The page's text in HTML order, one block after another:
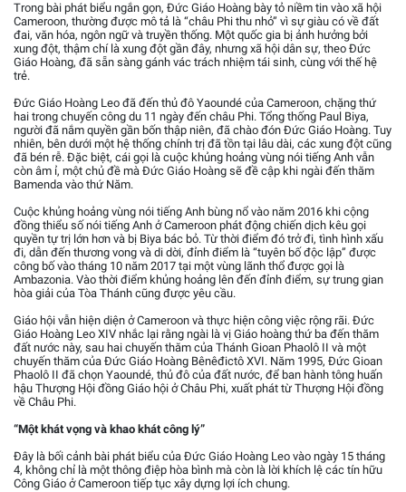
Trong bài phát biểu ngắn gọn, Đức Giáo Hoàng bày tỏ niềm tin vào xã hội
Cameroon, thường được mô tả là “châu Phi thu nhỏ” vì sự giàu có về đất
đai, văn hóa, ngôn ngữ và truyền thống. Một quốc gia bị ảnh hưởng bởi
xung đột, thậm chí là xung đột gần đây, nhưng xã hội dân sự, theo Đức
Giáo Hoàng, đã sẵn sàng gánh vác trách nhiệm tái sinh, cùng với thế hệ
trẻ.
Đức Giáo Hoàng Leo đã đến thủ đô Yaoundé của Cameroon, chặng thứ
hai trong chuyến công du 11 ngày đến châu Phi. Tổng thống Paul Biya,
người đã nắm quyền gần bốn thập niên, đã chào đón Đức Giáo Hoàng. Tuy
nhiên, bên dưới một hệ thống chính trị đã tồn tại lâu dài, các xung đột cũng
đã bén rễ. Đặc biệt, cái gọi là cuộc khủng hoảng vùng nói tiếng Anh vẫn
còn âm ỉ, một chủ đề mà Đức Giáo Hoàng sẽ đề cập khi ngài đến thăm
Bamenda vào thứ Năm.
Cuộc khủng hoảng vùng nói tiếng Anh bùng nổ vào năm 2016 khi cộng
đồng thiểu số nói tiếng Anh ở Cameroon phát động chiến dịch kêu gọi
quyền tự trị lớn hơn và bị Biya bác bỏ. Từ thời điểm đó trở đi, tình hình xấu
đi, dẫn đến thương vong và di dời, đỉnh điểm là “tuyên bố độc lập” được
công bố vào tháng 10 năm 2017 tại một vùng lãnh thổ được gọi là
Ambazonia. Vào thời điểm khủng hoảng lên đến đỉnh điểm, sự trung gian
hòa giải của Tòa Thánh cũng được yêu cầu.
Giáo hội vẫn hiện diện ở Cameroon và thực hiện công việc rộng rãi. Đức
Giáo Hoàng Leo XIV nhắc lại rằng ngài là vị Giáo hoàng thứ ba đến thăm
đất nước này, sau hai chuyến thăm của Thánh Gioan Phaolô II và một
chuyến thăm của Đức Giáo Hoàng Bênêđictô XVI. Năm 1995, Đức Gioan
Phaolô II đã chọn Yaoundé, thủ đô của đất nước, để ban hành tông huấn
hậu Thượng Hội đồng Giáo hội ở Châu Phi, xuất phát từ Thượng Hội đồng
về Châu Phi.
“Một khát vọng và khao khát công lý”
Đây là bối cảnh bài phát biểu của Đức Giáo Hoàng Leo vào ngày 15 tháng
4, không chỉ là một thông điệp hòa bình mà còn là lời khích lệ các tín hữu
Công Giáo ở Cameroon tiếp tục xây dựng lợi ích chung.